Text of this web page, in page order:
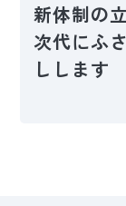
新体制の
次代にふ
しします